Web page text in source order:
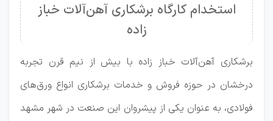
استخدام کارگاه برشکاری آهن‌آلات خباز
زاده
برشکاری آهن‌آلات خباز زاده با بیش از نیم قرن تجربه
درخشان در حوزه فروش و خدمات برشکاری انواع ورق‌های
فولادی، به عنوان یکی از پیشروان این صنعت در شهر مشهد